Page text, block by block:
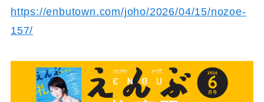
https://enbutown.com/joho/2026/04/15/nozoe-
157/